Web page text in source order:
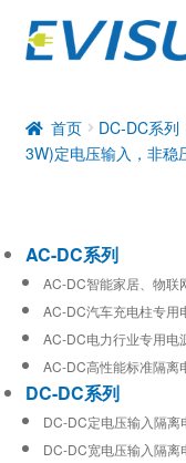
DC-DC系列
工业通信模块
首页 DC-DC系列
3W)定电压输入，非稳
AC-DC系列
AC-DC智能家居、物联
AC-DC汽车充电柱专用
AC-DC电力行业专用电
AC-DC高性能标准隔离
DC-DC系列
DC-DC定电压输入隔离
DC-DC宽电压输入隔离